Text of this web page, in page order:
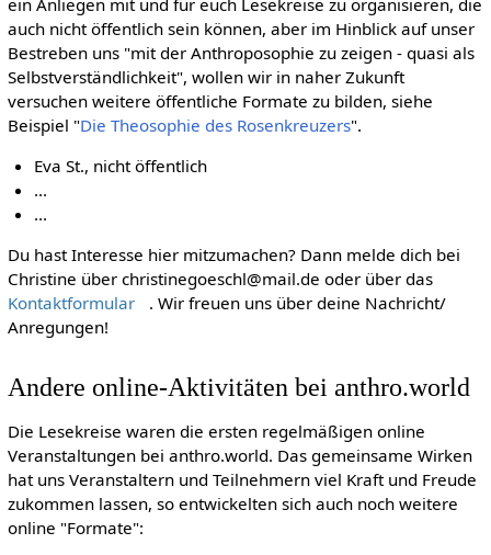
auch nicht öffentlich sein können, aber im Hinblick auf unser
Bestreben uns "mit der Anthroposophie zu zeigen - quasi als
Selbstverständlichkeit", wollen wir in naher Zukunft
versuchen weitere öffentliche Formate zu bilden, siehe
Beispiel "Die Theosophie des Rosenkreuzers".
Eva St., nicht öffentlich
...
...
Du hast Interesse hier mitzumachen? Dann melde dich bei
Christine über christinegoeschl@mail.de oder über das
Kontaktformular
. Wir freuen uns über deine Nachricht/
Anregungen!
Andere online-Aktivitäten bei anthro.world
Die Lesekreise waren die ersten regelmäßigen online
Veranstaltungen bei anthro.world. Das gemeinsame Wirken
hat uns Veranstaltern und Teilnehmern viel Kraft und Freude
zukommen lassen, so entwickelten sich auch noch weitere
online "Formate":